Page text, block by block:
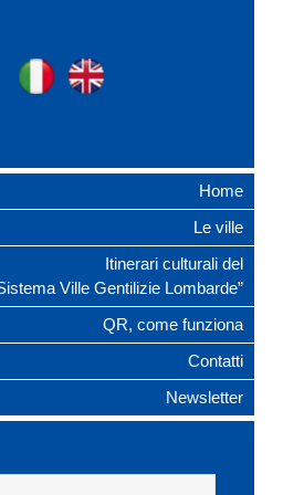
Ita
Home
Le ville
Itinerari culturali del
Ville Gentilizie Lombarde”
QR, come funziona
Contatti
Newsletter